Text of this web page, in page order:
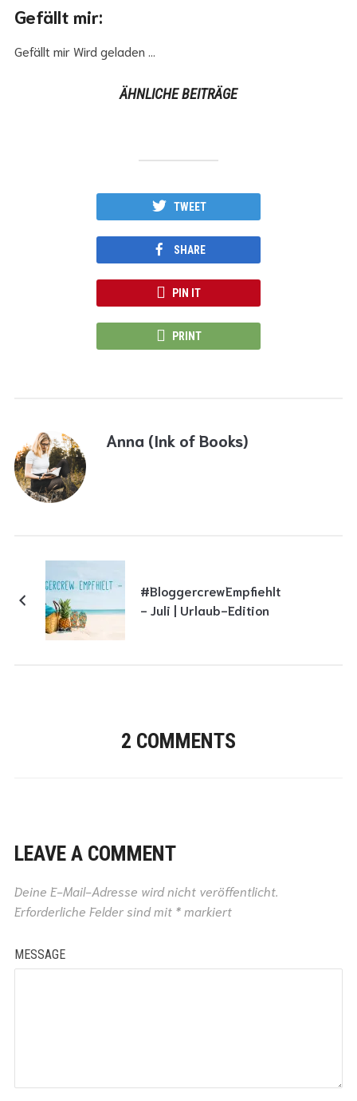
Gefällt mir:
Gefällt mirWird geladen …
ÄHNLICHE BEITRÄGE
TWEET
SHARE
PIN IT
PRINT
Anna (Ink of Books)
#BloggercrewEmpfiehlt
- Juli | Urlaub-Edition
2 COMMENTS
LEAVE A COMMENT
Deine E-Mail-Adresse wird nicht veröffentlicht.
Erforderliche Felder sind mit *markiert
MESSAGE